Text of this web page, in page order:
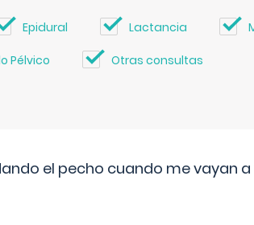
Epidural Lactancia
Pélvico Otras consultas
el pecho cuando me vayan